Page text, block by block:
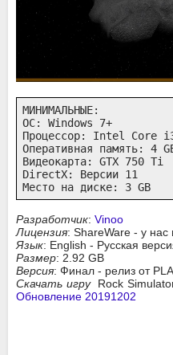
МИНИМАЛЬНЫЕ:
ОС: Windows 7+
Процессор: Intel Core
Оперативная память: 4
Видеокарта: GTX 750 Ti
DirectX: Версии 11
Место на диске: 3 GB
Разработчик: Vinoo
Лицензия: ShareWare - у нас
Язык: English - Русская
Размер: 2.92 GB
Версия: Финал - релиз от
Скачать игру Rock
Обновление 20191202